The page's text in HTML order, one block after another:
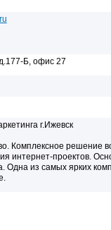
Б, офис 27
г.Ижевск
Комплексное решение
интернет-проектов.
Одна из самых ярких